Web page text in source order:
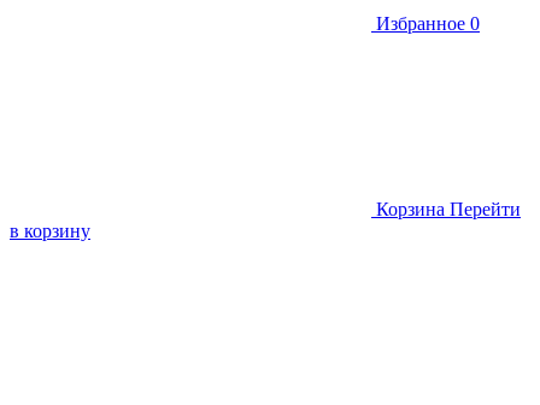
Избранное 0
Корзина Перейти
в корзину